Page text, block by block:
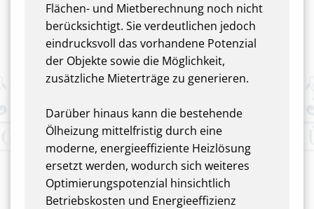
Flächen- und Mietberechnung noch nicht
berücksichtigt. Sie verdeutlichen jedoch
eindrucksvoll das vorhandene Potenzial
der Objekte sowie die Möglichkeit,
zusätzliche Mieterträge zu generieren.
Darüber hinaus kann die bestehende
Ölheizung mittelfristig durch eine
moderne, energieeffiziente Heizlösung
ersetzt werden, wodurch sich weiteres
Optimierungspotenzial hinsichtlich
Betriebskosten und Energieeffizienz